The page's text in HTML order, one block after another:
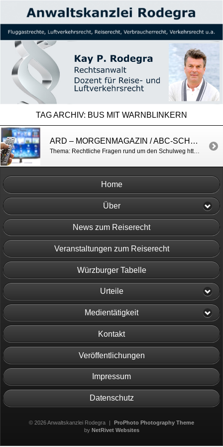
TAG ARCHIV: BUS MIT WARNBLINKERN
ARD – MORGENMAGAZIN / ABC-SCHÜTZEN UNTERWEGS
Thema: Rechtliche Fragen rund um den Schulweg http://www.daserste.de/information/politik-weltgeschehen/morgenmagazin/service/service-Achtung-Kinder-unterwegs-100.html
Home
Über
News zum Reiserecht
Veranstaltungen zum Reiserecht
Würzburger Tabelle
Urteile
Medientätigkeit
Kontakt
Veröffentlichungen
Impressum
Datenschutz
© 2026 Anwaltskanzlei Rodegra |
ProPhoto Photography Theme
by NetRivet Websites